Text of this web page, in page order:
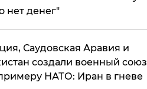
нет денег"
Саудовская Аравия и
создали военный союз
НАТО: Иран в гневе